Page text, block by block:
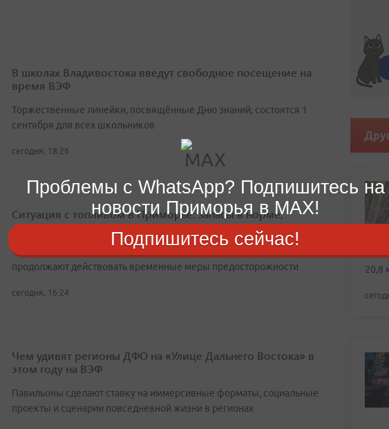
В школах Владивостока введут свободное посещение на
время ВЭФ
Торжественные линейки, посвящённые Дню знаний, состоятся 1
сентября для всех школьников
сегодня, 18:26
Ситуация с топливом в Приморье: запасы в норме,
ажиотажа нет
Чтобы избежать искусственного дефицита и спекуляций, в крае
продолжают действовать временные меры предосторожности
сегодня, 16:24
Чем удивят регионы ДФО на «Улице Дальнего Востока» в
этом году на ВЭФ
Павильоны сделают ставку на иммерсивные форматы, социальные
проекты и сценарии повседневной жизни в регионах
Во II
20,8
Проблемы с WhatsApp? Подпишитесь на
новости Приморья в MAX!
Подпишитесь сейчас!